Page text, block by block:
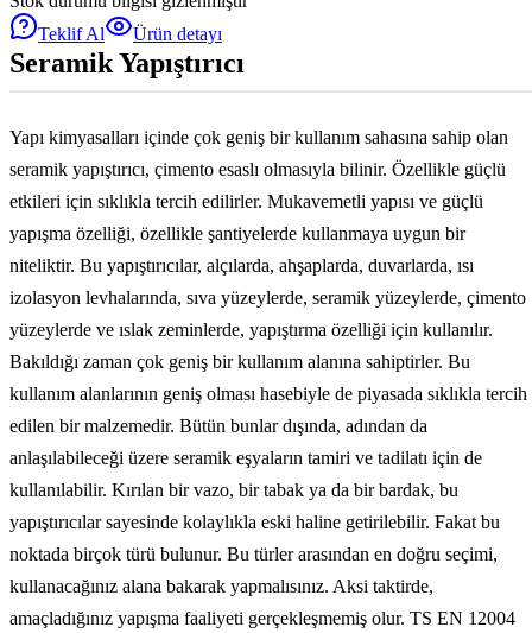
Teklif Al
Ürün detayı
Seramik Yapıştırıcı
Yapı kimyasalları içinde çok geniş bir kullanım sahasına sahip olan
seramik yapıştırıcı, çimento esaslı olmasıyla bilinir. Özellikle güçlü
etkileri için sıklıkla tercih edilirler. Mukavemetli yapısı ve güçlü
yapışma özelliği, özellikle şantiyelerde kullanmaya uygun bir
niteliktir. Bu yapıştırıcılar, alçılarda, ahşaplarda, duvarlarda, ısı
izolasyon levhalarında, sıva yüzeylerde, seramik yüzeylerde, çimento
yüzeylerde ve ıslak zeminlerde, yapıştırma özelliği için kullanılır.
Bakıldığı zaman çok geniş bir kullanım alanına sahiptirler. Bu
kullanım alanlarının geniş olması hasebiyle de piyasada sıklıkla tercih
edilen bir malzemedir. Bütün bunlar dışında, adından da
anlaşılabileceği üzere seramik eşyaların tamiri ve tadilatı için de
kullanılabilir. Kırılan bir vazo, bir tabak ya da bir bardak, bu
yapıştırıcılar sayesinde kolaylıkla eski haline getirilebilir. Fakat bu
noktada birçok türü bulunur. Bu türler arasından en doğru seçimi,
kullanacağınız alana bakarak yapmalısınız. Aksi taktirde,
amaçladığınız yapışma faaliyeti gerçekleşmemiş olur. TS EN 12004